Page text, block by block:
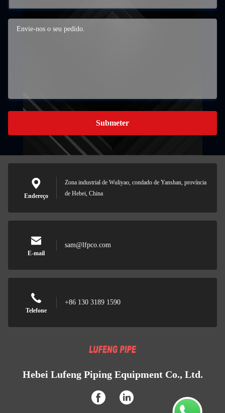
Submeter
Endereço
Zona industrial de Wuliyao, condado de Yanshan, província
de Hebei, China
E-mail
sam@lfpco.com
Telefone
+86 130 3189 1590
Hebei Lufeng Piping Equipment Co., Ltd.